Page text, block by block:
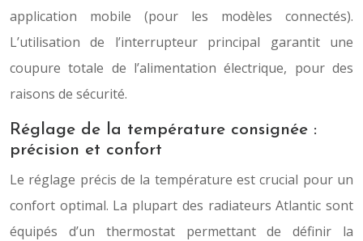
application mobile (pour les modèles connectés).
L’utilisation de l’interrupteur principal garantit une
coupure totale de l’alimentation électrique, pour des
raisons de sécurité.
Réglage de la température consignée :
précision et confort
Le réglage précis de la température est crucial pour un
confort optimal. La plupart des radiateurs Atlantic sont
équipés d’un thermostat permettant de définir la